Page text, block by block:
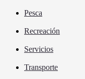
Pesca
Recreación
Servicios
Transporte